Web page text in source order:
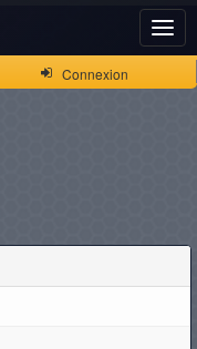
Connexion